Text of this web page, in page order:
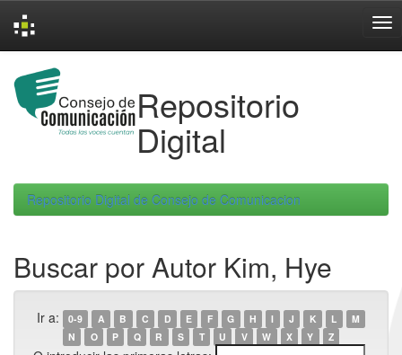
navigation
Repositorio
Digital
Repositorio Digital de Consejo de Comunicacion
Buscar por Autor Kim, Hye
Ir a: 0-9 A B C D E F G H I J K L
M
N
O P Q R S T U V W X Y Z